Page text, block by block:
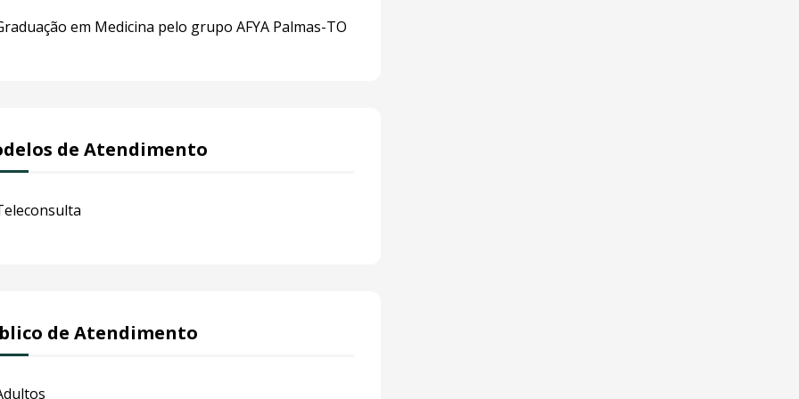
em Medicina pelo grupo AFYA Palmas-TO
de Atendimento
de Atendimento